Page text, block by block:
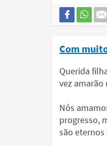
Com
Querida
vez amarão
Nós
progresso,
são eternos